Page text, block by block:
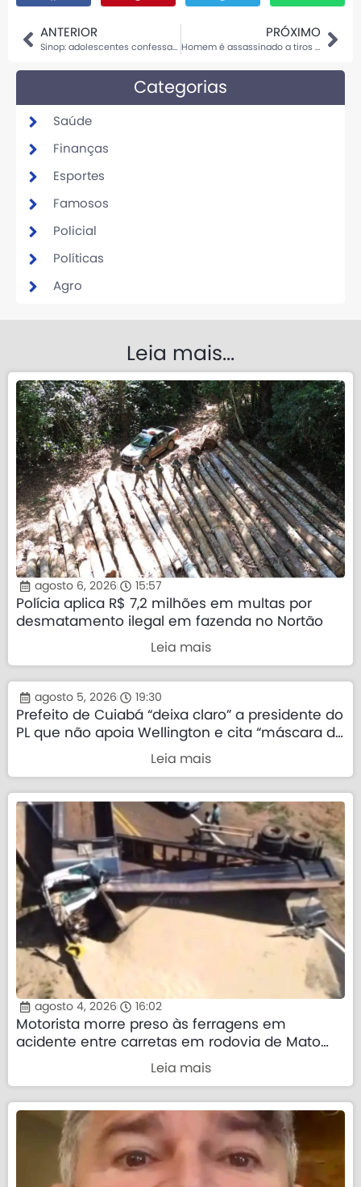
ANTERIOR
Sinop: adolescentes confessaram que mataram homem após desacerto em pagamento, diz delegado
PRÓXIMO
Homem é assassinado a tiros em Sinop
Categorias
Saúde
Finanças
Esportes
Famosos
Policial
Políticas
Agro
Leia mais...
agosto 6, 2026 15:57
Polícia aplica R$ 7,2 milhões em multas por
desmatamento ilegal em fazenda no Nortão
Leia mais
agosto 5, 2026 19:30
Prefeito de Cuiabá “deixa claro” a presidente do
PL que não apoia Wellington e cita “máscara da
Leia mais
agosto 4, 2026 16:02
Motorista morre preso às ferragens em
acidente entre carretas em rodovia de Mato
Leia mais